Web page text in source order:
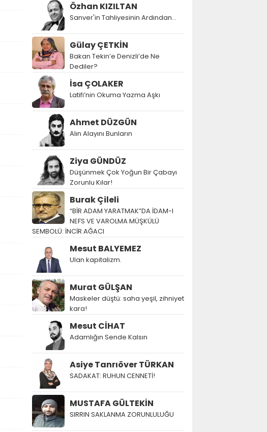
Özhan KIZILTAN
Sanver'in Tahliyesinin Ardından…
Gülay ÇETKİN
Bakan Tekin’e Denizli’de Ne
Dediler?
İsa ÇOLAKER
Latifi’nin Okuma Yazma Aşkı
Ahmet DÜZGÜN
Alın Alayını Bunların
Ziya GÜNDÜZ
Düşünmek Çok Yoğun Bir Çabayı
Zorunlu Kılar!
Burak Çileli
“BİR ADAM YARATMAK”DA İDAM-I
NEFS VE VAROLMA MÜŞKÜLÜ
SEMBOLÜ: İNCİR AĞACI
Mesut BALYEMEZ
Ulan kapitalizm.
Murat GÜLŞAN
Maskeler düştü: saha yeşil, zihniyet
kara!
Mesut CİHAT
Adamlığın Sende Kalsın
Asiye Tanrıöver TÜRKAN
SADAKAT: RUHUN CENNETİ!
MUSTAFA GÜLTEKİN
SIRRIN SAKLANMA ZORUNLULUĞU